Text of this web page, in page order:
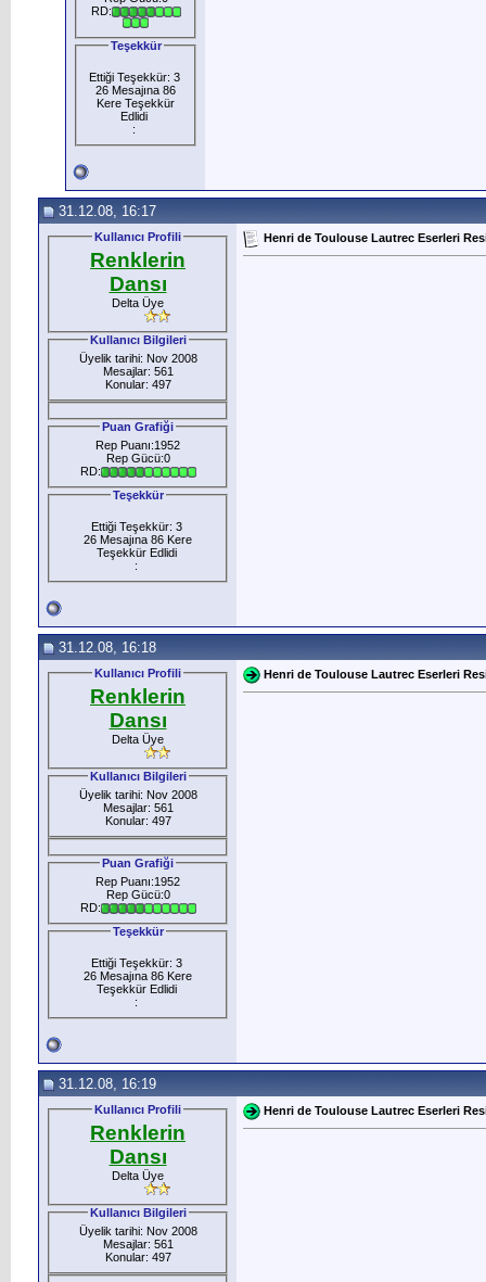
RD:
Teşekkür
Ettiği Teşekkür: 3
26 Mesajına 86
Kere Teşekkür
Edlidi
:
31.12.08, 16:17
Kullanıcı Profili
Renklerin
Dansı
Delta Üye
Kullanıcı Bilgileri
Üyelik tarihi: Nov 2008
Mesajlar: 561
Konular: 497
Puan Grafiği
Rep Puanı:1952
Rep Gücü:0
RD:
Teşekkür
Ettiği Teşekkür: 3
26 Mesajına 86 Kere
Teşekkür Edlidi
:
Henri de Toulouse Lautrec Eserleri
31.12.08, 16:18
Kullanıcı Profili
Renklerin
Dansı
Delta Üye
Kullanıcı Bilgileri
Üyelik tarihi: Nov 2008
Mesajlar: 561
Konular: 497
Puan Grafiği
Rep Puanı:1952
Rep Gücü:0
RD:
Teşekkür
Ettiği Teşekkür: 3
26 Mesajına 86 Kere
Teşekkür Edlidi
:
Henri de Toulouse Lautrec Eserleri
31.12.08, 16:19
Kullanıcı Profili
Renklerin
Dansı
Delta Üye
Kullanıcı Bilgileri
Üyelik tarihi: Nov 2008
Mesajlar: 561
Konular: 497
Henri de Toulouse Lautrec Eserleri